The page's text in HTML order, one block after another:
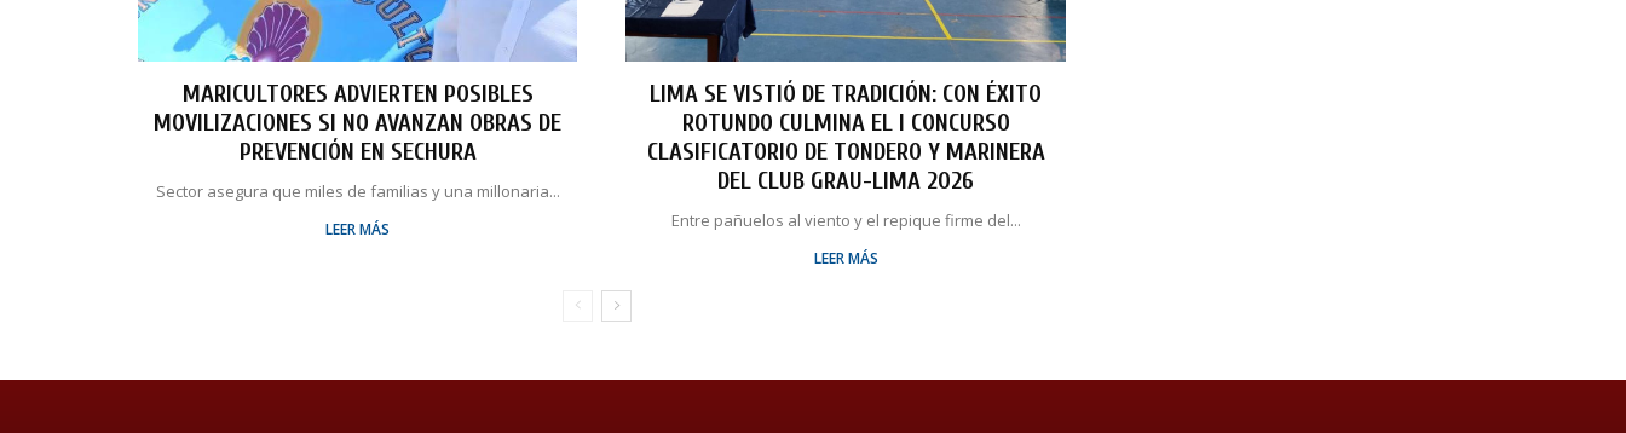
MARICULTORES ADVIERTEN POSIBLES
MOVILIZACIONES SI NO AVANZAN OBRAS DE
PREVENCIÓN EN SECHURA
Sector asegura que miles de familias y una millonaria...
LEER MÁS
LIMA SE VISTIÓ DE TRADICIÓN: CON ÉXITO
ROTUNDO CULMINA EL I CONCURSO
CLASIFICATORIO DE TONDERO Y MARINERA
DEL CLUB GRAU-LIMA 2026
Entre pañuelos al viento y el repique firme del...
LEER MÁS